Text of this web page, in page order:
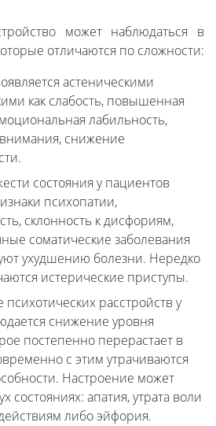
может наблюдаться в
отличаются по сложности:
астеническими
как слабость, повышенная
лабильность,
снижение
состояния у пациентов
психопатии,
склонность к дисфориям,
соматические заболевания
ухудшению болезни. Нередко
истерические приступы.
расстройств у
снижение уровня
постепенно перерастает в
с этим утрачиваются
Настроение может
состояниях: апатия, утрата воли
либо эйфория.